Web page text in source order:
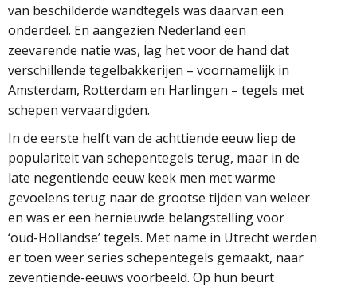
van beschilderde wandtegels was daarvan een
onderdeel. En aangezien Nederland een
zeevarende natie was, lag het voor de hand dat
verschillende tegelbakkerijen – voornamelijk in
Amsterdam, Rotterdam en Harlingen – tegels met
schepen vervaardigden.
In de eerste helft van de achttiende eeuw liep de
populariteit van schepentegels terug, maar in de
late negentiende eeuw keek men met warme
gevoelens terug naar de grootse tijden van weleer
en was er een hernieuwde belangstelling voor
‘oud-Hollandse’ tegels. Met name in Utrecht werden
er toen weer series schepentegels gemaakt, naar
zeventiende-eeuws voorbeeld. Op hun beurt